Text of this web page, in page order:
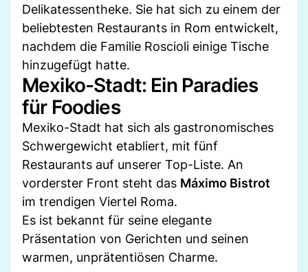
Delikatessentheke. Sie hat sich zu einem der
beliebtesten Restaurants in Rom entwickelt,
nachdem die Familie Roscioli einige Tische
hinzugefügt hatte.
Mexiko-Stadt: Ein Paradies
für Foodies
Mexiko-Stadt hat sich als gastronomisches
Schwergewicht etabliert, mit fünf
Restaurants auf unserer Top-Liste. An
vorderster Front steht das Máximo Bistrot
im trendigen Viertel Roma.
Es ist bekannt für seine elegante
Präsentation von Gerichten und seinen
warmen, unprätentiösen Charme.